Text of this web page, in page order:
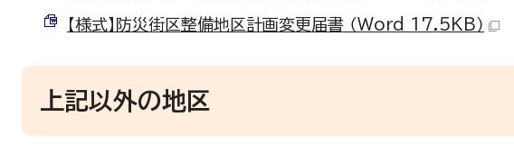
【様式】防災街区整備地区計画変更届書 （Word 17.5KB）
上記以外の地区